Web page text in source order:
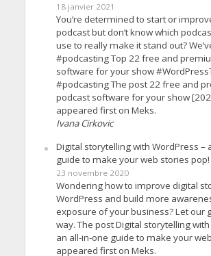
18 janvier 2021
You’re determined to start or
podcast but don’t know which
use to really make it stand out?
#podcasting Top 22 free and
software for your show
#podcasting The post 22 free and
podcast software for your show
appeared first on Meks.
Ivana Cirkovic
Digital storytelling with WordPress –
guide to make your web stories pop!
23 novembre 2020
Wondering how to improve digital
WordPress and build more
exposure of your business? Let our
way. The post Digital storytelling
an all-in-one guide to make your
appeared first on Meks.